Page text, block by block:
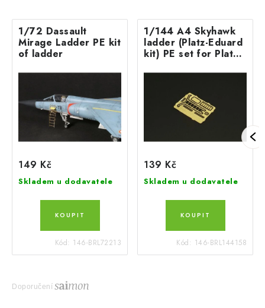
1/72 Dassault
Mirage Ladder PE kit
of ladder
149 Kč
Skladem u dodavatele
Kód: 146-BRL72213
1/144 A4 Skyhawk
ladder (Platz-Eduard
kit) PE set for Platz
139 Kč
Skladem u dodavatele
Kód: 146-BRL144158
Doporučení